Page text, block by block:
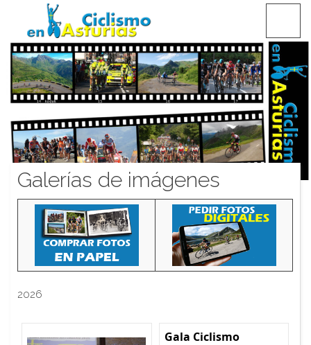
CICLISMO EN ASTURIAS
Galerías de imágenes
2026
Gala Ciclismo